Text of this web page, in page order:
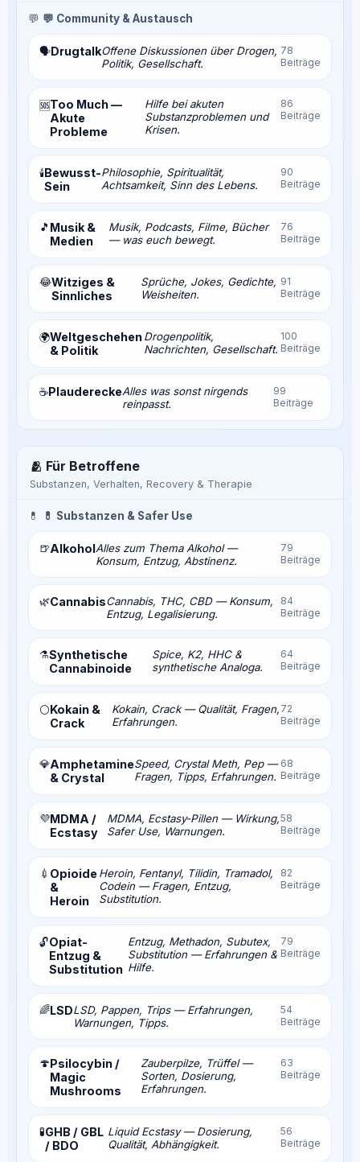
💬 💬 Community & Austausch
🗣️DrugtalkOffene Diskussionen über Drogen,
Politik, Gesellschaft.
78
Beiträge
🆘Too Much —
Akute
Probleme
Hilfe bei akuten
Substanzproblemen und
Krisen.
86
Beiträge
🕯️Bewusst-
Sein
Philosophie, Spiritualität,
Achtsamkeit, Sinn des Lebens.
90
Beiträge
🎵 Musik &
Medien
Musik, Podcasts, Filme, Bücher
— was euch bewegt.
76
Beiträge
😂Witziges &
Sinnliches
Sprüche, Jokes, Gedichte,
Weisheiten.
91
Beiträge
🌍Weltgeschehen
& Politik
Drogenpolitik,
Nachrichten, Gesellschaft.
100
Beiträge
☕PlaudereckeAlles was sonst nirgends
reinpasst.
99
Beiträge
🫂 Für Betroffene
Substanzen, Verhalten, Recovery & Therapie
💊 💊 Substanzen & Safer Use
🍺AlkoholAlles zum Thema Alkohol —
Konsum, Entzug, Abstinenz.
79
Beiträge
🌿CannabisCannabis, THC, CBD — Konsum,
Entzug, Legalisierung.
84
Beiträge
⚗️Synthetische
Cannabinoide
Spice, K2, HHC &
synthetische Analoga.
64
Beiträge
⚪Kokain &
Crack
Kokain, Crack — Qualität, Fragen,
Erfahrungen.
72
Beiträge
💎Amphetamine
& Crystal
Speed, Crystal Meth, Pep —
Fragen, Tipps, Erfahrungen.
68
Beiträge
💜MDMA /
Ecstasy
MDMA, Ecstasy-Pillen — Wirkung,
Safer Use, Warnungen.
58
Beiträge
💉 Opioide
&
Heroin
Heroin, Fentanyl, Tilidin, Tramadol,
Codein — Fragen, Entzug,
Substitution.
82
Beiträge
🔓Opiat-
Entzug &
Substitution
Entzug, Methadon, Subutex,
Substitution — Erfahrungen &
Hilfe.
79
Beiträge
🌈LSDLSD, Pappen, Trips — Erfahrungen,
Warnungen, Tipps.
54
Beiträge
🍄Psilocybin /
Magic
Mushrooms
Zauberpilze, Trüffel —
Sorten, Dosierung,
Erfahrungen.
63
Beiträge
🧪GHB / GBL
/ BDO
Liquid Ecstasy — Dosierung,
Qualität, Abhängigkeit.
56
Beiträge